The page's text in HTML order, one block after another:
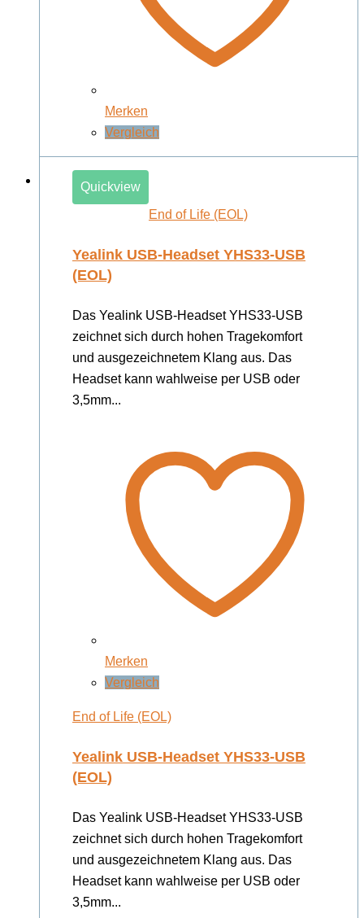
Merken
Vergleich
Quickview
End of Life (EOL)
Yealink USB-Headset YHS33-USB
(EOL)
Das Yealink USB-Headset YHS33-USB
zeichnet sich durch hohen Tragekomfort
und ausgezeichnetem Klang aus. Das
Headset kann wahlweise per USB oder
3,5mm...
Merken
Vergleich
End of Life (EOL)
Yealink USB-Headset YHS33-USB
(EOL)
Das Yealink USB-Headset YHS33-USB
zeichnet sich durch hohen Tragekomfort
und ausgezeichnetem Klang aus. Das
Headset kann wahlweise per USB oder
3,5mm...